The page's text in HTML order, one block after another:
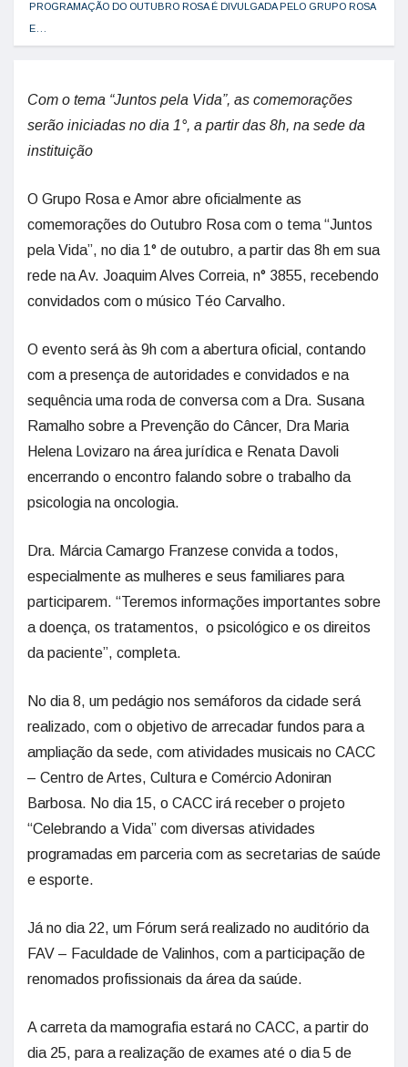
PROGRAMAÇÃO DO OUTUBRO ROSA É DIVULGADA PELO GRUPO ROSA
E…
Com o tema “Juntos pela Vida”, as comemorações
serão iniciadas no dia 1°, a partir das 8h, na sede da
instituição
O Grupo Rosa e Amor abre oficialmente as
comemorações do Outubro Rosa com o tema “Juntos
pela Vida”, no dia 1° de outubro, a partir das 8h em sua
rede na Av. Joaquim Alves Correia, n° 3855, recebendo
convidados com o músico Téo Carvalho.
O evento será às 9h com a abertura oficial, contando
com a presença de autoridades e convidados e na
sequência uma roda de conversa com a Dra. Susana
Ramalho sobre a Prevenção do Câncer, Dra Maria
Helena Lovizaro na área jurídica e Renata Davoli
encerrando o encontro falando sobre o trabalho da
psicologia na oncologia.
Dra. Márcia Camargo Franzese convida a todos,
especialmente as mulheres e seus familiares para
participarem. “Teremos informações importantes sobre
a doença, os tratamentos, o psicológico e os direitos
da paciente”, completa.
No dia 8, um pedágio nos semáforos da cidade será
realizado, com o objetivo de arrecadar fundos para a
ampliação da sede, com atividades musicais no CACC
– Centro de Artes, Cultura e Comércio Adoniran
Barbosa. No dia 15, o CACC irá receber o projeto
“Celebrando a Vida” com diversas atividades
programadas em parceria com as secretarias de saúde
e esporte.
Já no dia 22, um Fórum será realizado no auditório da
FAV – Faculdade de Valinhos, com a participação de
renomados profissionais da área da saúde.
A carreta da mamografia estará no CACC, a partir do
dia 25, para a realização de exames até o dia 5 de